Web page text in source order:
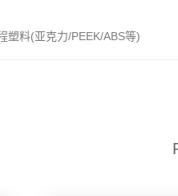
塑料(亚克力/PEEK/ABS等)